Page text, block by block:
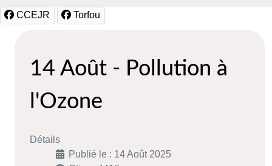
CCEJR Torfou
14 Août - Pollution à
l'Ozone
Détails
Publié le : 14 Août 2025